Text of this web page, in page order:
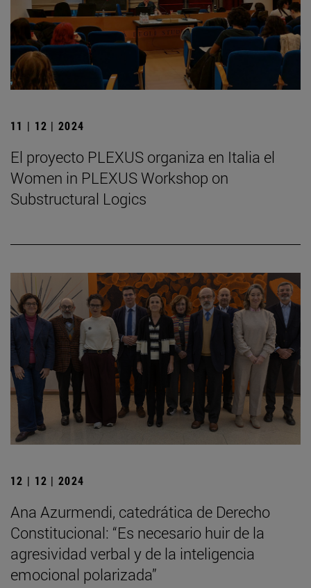
11 | 12 | 2024
El proyecto PLEXUS organiza en Italia el
Women in PLEXUS Workshop on
Substructural Logics
12 | 12 | 2024
Ana Azurmendi, catedrática de Derecho
Constitucional: “Es necesario huir de la
agresividad verbal y de la inteligencia
emocional polarizada”